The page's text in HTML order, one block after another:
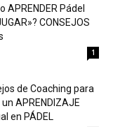
APRENDER Pádel
CONSEJOS
1
de Coaching para
APRENDIZAJE
en PÁDEL